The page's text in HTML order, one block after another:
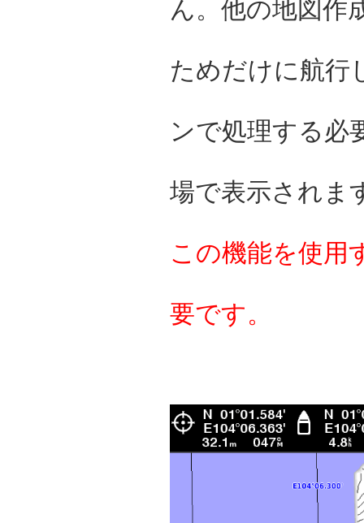
ん。他の地図作
ためだけに航行
ンで処理する
場で表示されま
この機能を使用
要です。